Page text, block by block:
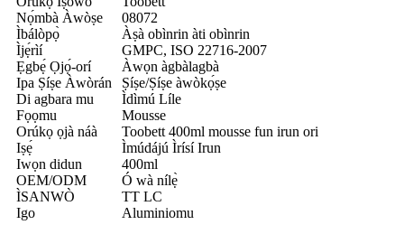
Nọ́mbà Àwòṣe
08072
Ìbálòpọ̀
Àṣà obìnrin àti obìnrin
Ìjẹ́rìí
GMPC, ISO 22716-2007
Ẹgbẹ́ Ọjọ́-orí
Àwọn àgbàlagbà
Ipa Ṣíṣe Àwòrán
Ṣíṣe/Ṣíṣe àwòkọ́ṣe
Di agbara mu
Ìdìmú Líle
Fọọmu
Mousse
Orúkọ ọjà náà
Toobett 400ml mousse fun irun ori
Iṣẹ́
Ìmúdájú Ìrísí Irun
Iwọn didun
400ml
OEM/ODM
Ó wà nílẹ̀
ÌSANWÒ
TT LC
Igo
Aluminiomu